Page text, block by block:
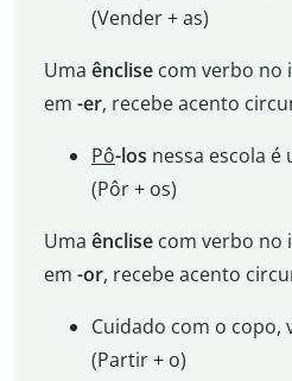
(Vender + as)
Uma ênclisecom verbo no
em -er, recebe acento
Pô-los nessa escola é
(Pôr + os)
Uma ênclisecom verbo no
em -or, recebe acento
Cuidado com o copo,
(Partir + o)